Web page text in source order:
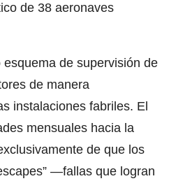
de 38 aeronaves
de supervisión de
de manera
instalaciones fabriles. El
mensuales hacia la
de que los
—fallas que logran